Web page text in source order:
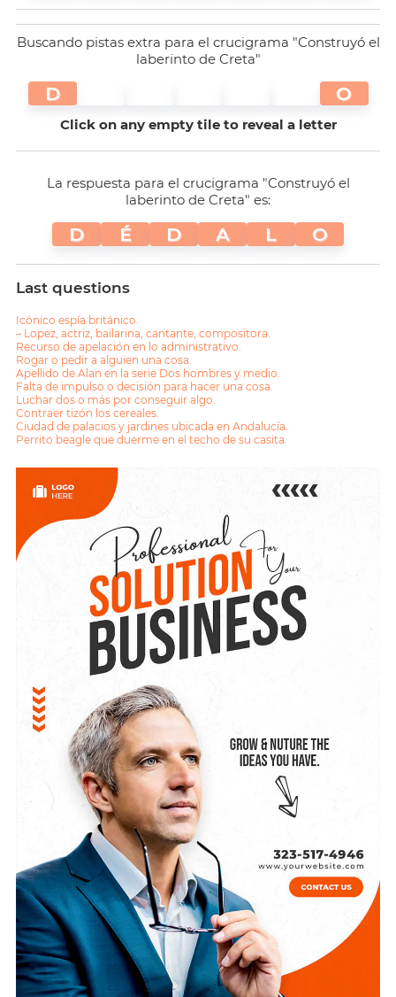
Buscando pistas extra para el crucigrama "Construyó el
laberinto de Creta"
D O
Click on any empty tile to reveal a letter
La respuesta para el crucigrama "Construyó el
laberinto de Creta" es:
D É D A L O
Last questions
Icónico espía británico.
– Lopez, actriz, bailarina, cantante, compositora.
Recurso de apelación en lo administrativo.
Rogar o pedir a alguien una cosa.
Apellido de Alan en la serie Dos hombres y medio.
Falta de impulso o decisión para hacer una cosa.
Luchar dos o más por conseguir algo.
Contraer tizón los cereales.
Ciudad de palacios y jardines ubicada en Andalucía.
Perrito beagle que duerme en el techo de su casita.